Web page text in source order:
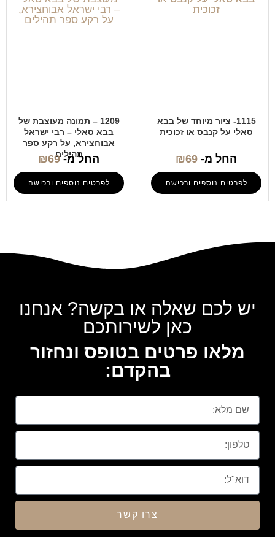
1115- ציור מיוחד של בבא
סאלי על קנבס או זכוכית
החל מ- ₪69
לפרטים נוספים ורכישה
1209 – תמונה מעוצבת של
בבא סאלי – רבי ישראל
אבוחצירא, על רקע ספר
תהילים
החל מ- ₪69
לפרטים נוספים ורכישה
יש לכם שאלה או בקשה? אנחנו
כאן לשירותכם
מלאו פרטים בטופס ונחזור
בהקדם:
צרו קשר